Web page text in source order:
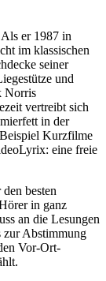
er 1987 in
im klassischen
seiner
und
Norris
vertreibt sich
in der
Kurzfilme
eine freie
besten
in ganz
an die Lesungen
zur Abstimmung
Vor-Ort-